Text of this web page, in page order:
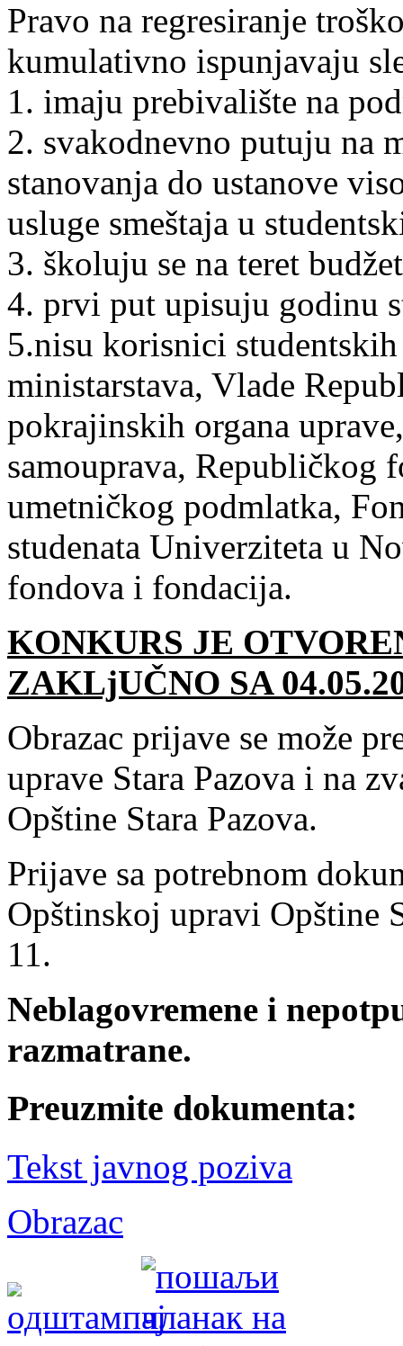
Pravo na regresiranje
kumulativno ispunjavaju
1. imaju prebivalište na
2. svakodnevno putuju na
stanovanja do ustanove
usluge smeštaja u
3. školuju se na teret
4. prvi put upisuju godinu
5.nisu korisnici
ministarstava, Vlade
pokrajinskih organa
samouprava, Republičkog
umetničkog podmlatka,
studenata Univerziteta u
fondova i fondacija.
KONKURS JE
ZAKLjUČNO SA
Obrazac prijave se može
uprave Stara Pazova i na
Opštine Stara Pazova.
Prijave sa potrebnom
Opštinskoj upravi Opštine
11.
Neblagovremene i
razmatrane.
Preuzmite dokumenta:
Tekst javnog poziva
Obrazac